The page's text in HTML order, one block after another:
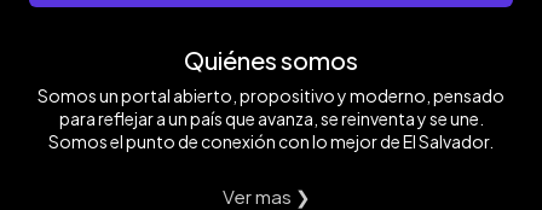
Quiénes somos
Somos un portal abierto, propositivo y moderno, pensado
para reflejar a un país que avanza, se reinventa y se une.
Somos el punto de conexión con lo mejor de El Salvador.
Ver mas ❯